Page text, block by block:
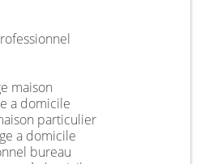
maison
a domicile
particulier
a domicile
bureau